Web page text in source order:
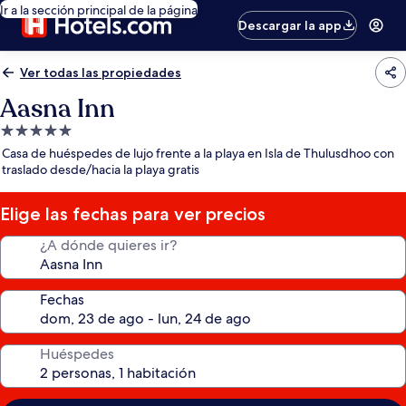
Ir a la sección principal de la página
Descargar la app
Ver todas las propiedades
Aasna Inn
Propiedad
de
5.0
estrellas
Casa de huéspedes de lujo frente a la playa en Isla de Thulusdhoo con
traslado desde/hacia la playa gratis
Elige las fechas para ver precios
¿A dónde quieres ir?
Fechas
Huéspedes